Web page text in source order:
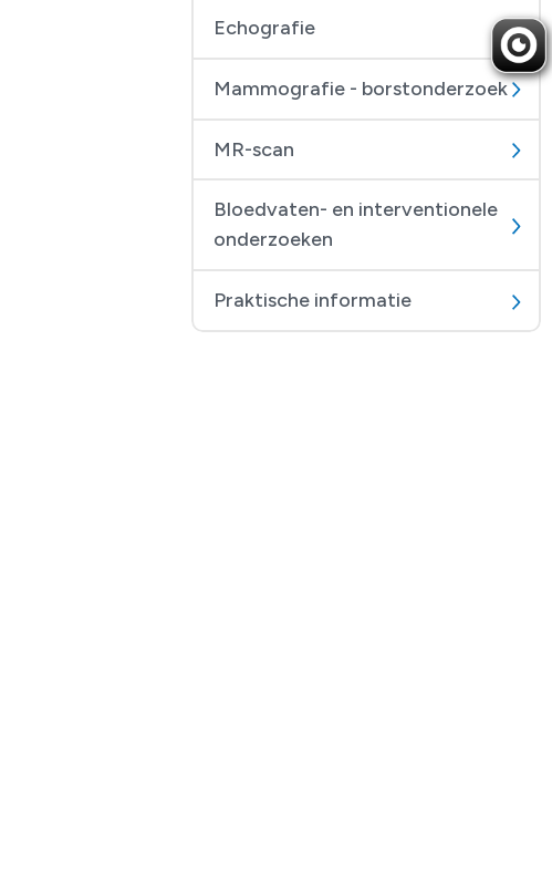
Echografie
Mammografie - borstonderzoek
MR-scan
Bloedvaten- en interventionele
onderzoeken
Praktische informatie